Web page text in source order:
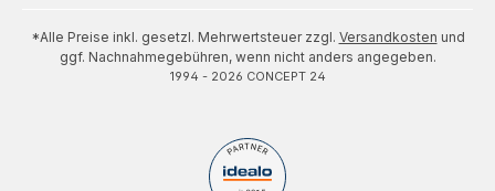
*Alle Preise inkl. gesetzl. Mehrwertsteuer zzgl. Versandkosten und
ggf. Nachnahmegebühren, wenn nicht anders angegeben.
1994 - 2026 CONCEPT 24